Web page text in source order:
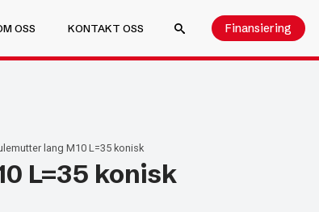
OSS
KONTAKT OSS
Finansiering
lang M10 L=35 konisk
L=35 konisk